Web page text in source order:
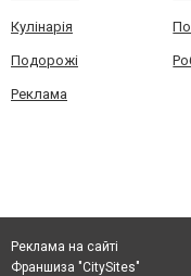
Кулінарія
Подорожі
Реклама
Реклама на сайті
Франшиза "CitySites"